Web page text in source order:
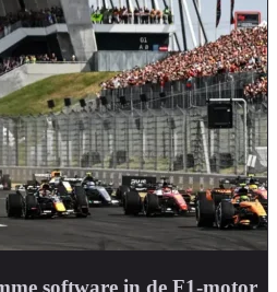
software in de F1-motor